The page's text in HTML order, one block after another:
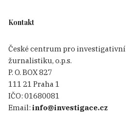
Kontakt
České centrum pro investigativní
žurnalistiku, o.p.s.
P. O. BOX 827
111 21 Praha 1
IČO: 01680081
Email: info@investigace.cz